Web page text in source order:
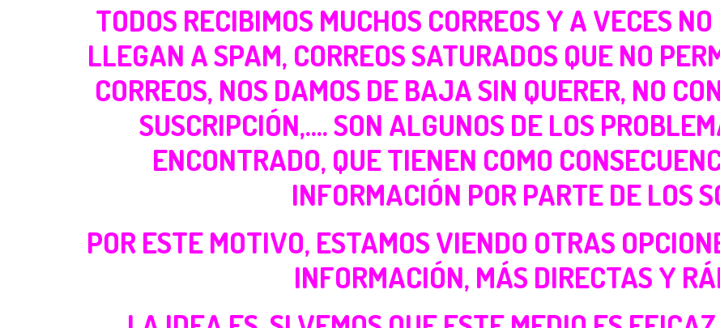
TODOS RECIBIMOS MUCHOS CORREOS Y A VECES
LLEGAN A SPAM, CORREOS SATURADOS QUE NO
CORREOS, NOS DAMOS DE BAJA SIN QUERER, NO
SUSCRIPCIÓN,…. SON ALGUNOS DE LOS
ENCONTRADO, QUE TIENEN COMO
INFORMACIÓN POR PARTE DE LOS
POR ESTE MOTIVO, ESTAMOS VIENDO OTRAS
INFORMACIÓN, MÁS DIRECTAS Y